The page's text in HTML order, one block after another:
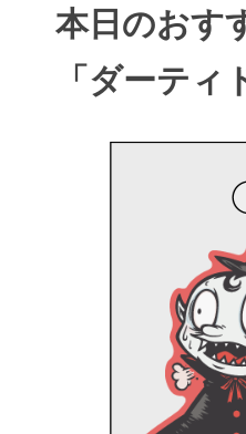
本日のおす
「ダーティ